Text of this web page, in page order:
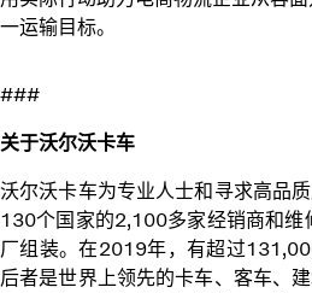
一运输目标。
###
关于沃尔沃卡车
沃尔沃卡车为专业人士和寻求高品
130个国家的2,100多家经销商和维
厂组装。在2019年，有超过
后者是世界上领先的卡车、客车、